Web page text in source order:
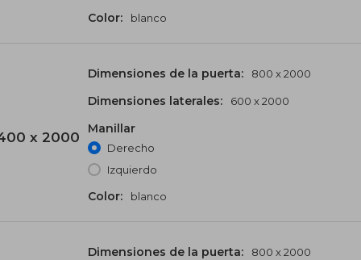
Color: blanco
x 2000
Dimensiones de la puerta: 800 x 2000
Dimensiones laterales: 600 x 2000
Manillar
Derecho
Izquierdo
Color: blanco
Dimensiones de la puerta: 800 x 2000